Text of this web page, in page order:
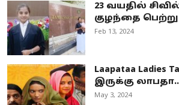
23 வயதில்
குழந்தை பெற்று
Feb 13, 2024
Laapataa Ladies
இருக்கு
May 3, 2024